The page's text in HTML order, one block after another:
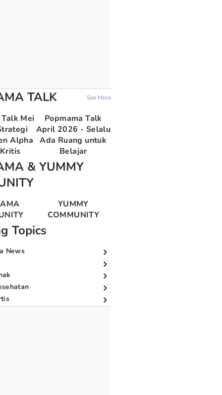
TALK See More
Mei
Alpha
Popmama Talk
April 2026 - Selalu
Ada Ruang untuk
Belajar
& YUMMY
YUMMY
COMMUNITY
Topics
News